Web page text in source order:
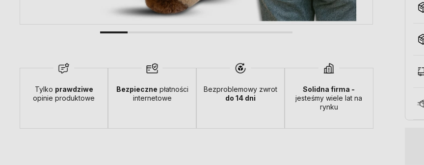
Tylko prawdziwe
opinie produktowe
Bezpieczne płatności
internetowe
Bezproblemowy zwrot
do 14 dni
Solidna firma -
jesteśmy wiele lat na
rynku